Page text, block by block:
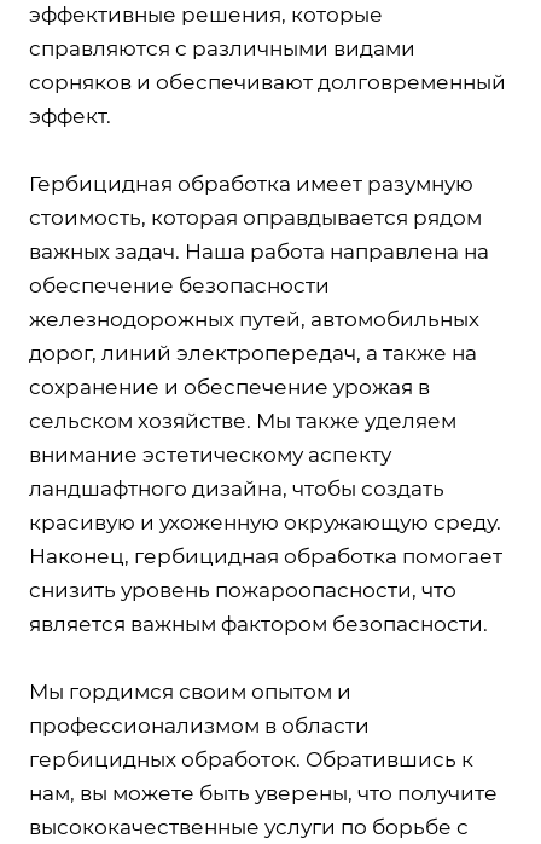
эффективные решения, которые
справляются с различными видами
сорняков и обеспечивают долговременный
эффект.
Гербицидная обработка имеет разумную
стоимость, которая оправдывается рядом
важных задач. Наша работа направлена на
обеспечение безопасности
железнодорожных путей, автомобильных
дорог, линий электропередач, а также на
сохранение и обеспечение урожая в
сельском хозяйстве. Мы также уделяем
внимание эстетическому аспекту
ландшафтного дизайна, чтобы создать
красивую и ухоженную окружающую среду.
Наконец, гербицидная обработка помогает
снизить уровень пожароопасности, что
является важным фактором безопасности.
Мы гордимся своим опытом и
профессионализмом в области
гербицидных обработок. Обратившись к
нам, вы можете быть уверены, что получите
высококачественные услуги по борьбе с